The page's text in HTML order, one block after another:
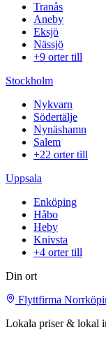
Tranås
Aneby
Eksjö
Nässjö
+9 orter till
Stockholm
Nykvarn
Södertälje
Nynäshamn
Salem
+22 orter till
Uppsala
Enköping
Håbo
Heby
Knivsta
+4 orter till
Din ort
Flyttfirma
Lokala priser & lokal